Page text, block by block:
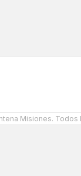
Misiones.